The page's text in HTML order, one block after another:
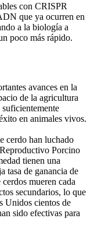
con CRISPR
que ya ocurren en
a la biología a
poco más rápido.
avances en la
de la agricultura
en animales vivos.
cerdo han luchado
Porcino
tienen una
tasa de ganancia de
mueren cada
secundarios, lo que
Unidos cientos de
sido efectivas para